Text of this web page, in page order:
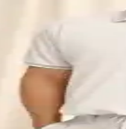
Siyah - Şık ve
sadeliği ve dayanıklı
Keten Görünümlü
slim fit kesim erkek gömlek.
Detaylı İnceleme ve